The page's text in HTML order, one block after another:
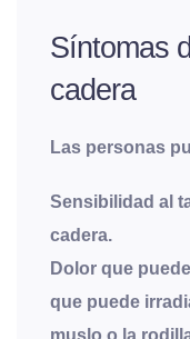
Síntomas
cadera
Las personas
Sensibilidad al
cadera.
Dolor que
que puede